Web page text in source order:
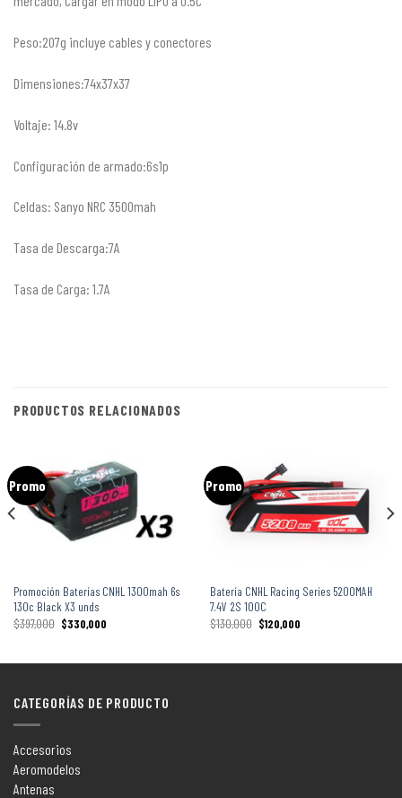
Peso:207g incluye cables y conectores
Dimensiones:74x37x37
Voltaje: 14.8v
Configuración de armado:6s1p
Celdas: Sanyo NRC 3500mah
Tasa de Descarga:7A
Tasa de Carga: 1.7A
PRODUCTOS RELACIONADOS
Promo
Promoción Baterías CNHL 1300mah 6s
130c Black X3 unds
$397,000 $330,000
Promo
Batería CNHL Racing Series 5200MAH
7.4V 2S 100C
$130,000 $120,000
CATEGORÍAS DE PRODUCTO
Accesorios
Aeromodelos
Antenas